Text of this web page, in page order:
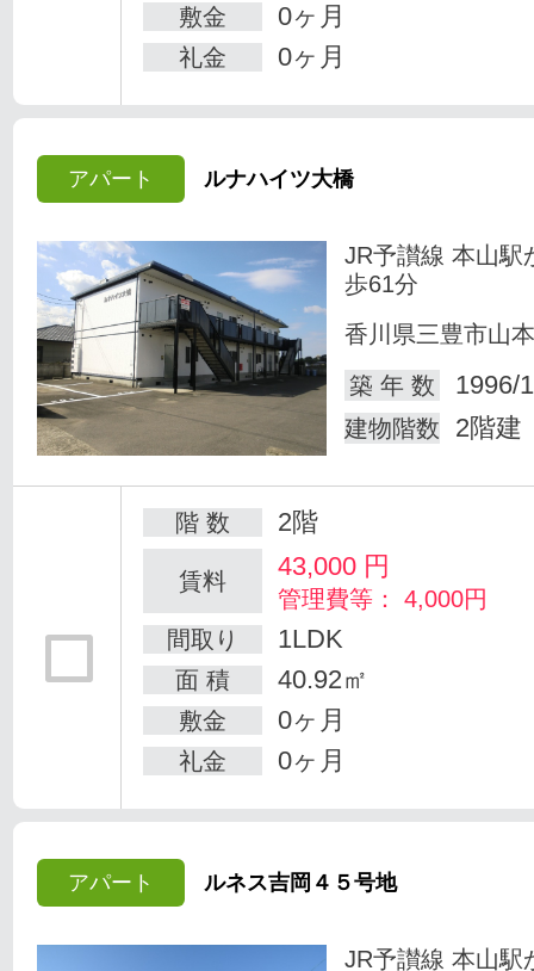
敷金 0ヶ月
礼金 0ヶ月
アパート ルナハイツ大橋
JR予讃線 本山駅
歩61分
香川県三豊市山
築 年 数
1996/
建物階数 2階建
階 数 2階
賃料 43,000 円
管理費等： 4,000円
間取り
1LDK
面 積 40.92㎡
敷金 0ヶ月
礼金 0ヶ月
アパート ルネス吉岡４５号地
JR予讃線 本山駅